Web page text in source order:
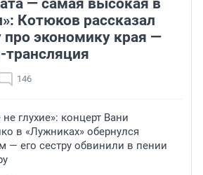
Котюков рассказал
про экономику края —
трансляция
146
глухие»: концерт Вани
в «Лужниках» обернулся
— его сестру обвинили в пении